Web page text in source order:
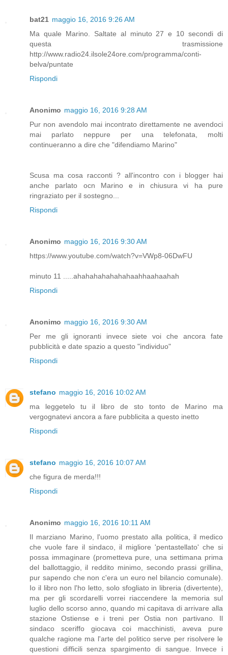
bat21 maggio 16, 2016 9:26 AM
Ma quale Marino. Saltate al minuto 27 e 10 secondi di
questa trasmissione
http://www.radio24.ilsole24ore.com/programma/conti-
belva/puntate
Rispondi
Anonimo maggio 16, 2016 9:28 AM
Pur non avendolo mai incontrato direttamente ne avendoci
mai parlato neppure per una telefonata, molti
continueranno a dire che "difendiamo Marino"
Scusa ma cosa racconti ? all'incontro con i blogger hai
anche parlato ocn Marino e in chiusura vi ha pure
ringraziato per il sostegno...
Rispondi
Anonimo maggio 16, 2016 9:30 AM
https://www.youtube.com/watch?v=VWp8-06DwFU
minuto 11 .....ahahahahahahahaahhaahaahah
Rispondi
Anonimo maggio 16, 2016 9:30 AM
Per me gli ignoranti invece siete voi che ancora fate
pubblicità e date spazio a questo "individuo"
Rispondi
stefano maggio 16, 2016 10:02 AM
ma leggetelo tu il libro de sto tonto de Marino ma
vergognatevi ancora a fare pubblicita a questo inetto
Rispondi
stefano maggio 16, 2016 10:07 AM
che figura de merda!!!
Rispondi
Anonimo maggio 16, 2016 10:11 AM
Il marziano Marino, l'uomo prestato alla politica, il medico
che vuole fare il sindaco, il migliore 'pentastellato' che si
possa immaginare (prometteva pure, una settimana prima
del ballottaggio, il reddito minimo, secondo prassi grillina,
pur sapendo che non c'era un euro nel bilancio comunale).
Io il libro non l'ho letto, solo sfogliato in libreria (divertente),
ma per gli scordarelli vorrei riaccendere la memoria sul
luglio dello scorso anno, quando mi capitava di arrivare alla
stazione Ostiense e i treni per Ostia non partivano. Il
sindaco sceriffo giocava coi macchinisti, aveva pure
qualche ragione ma l'arte del politico serve per risolvere le
questioni difficili senza spargimento di sangue. Invece i